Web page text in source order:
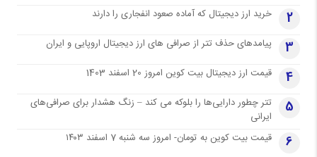
2 خرید ارز دیجیتال که آماده صعود انفجاری را دارند
3 پیامدهای حذف تتر از صرافی های ارز دیجیتال اروپایی و ایران
4 قیمت ارز دیجیتال بیت کوین امروز 20 اسفند 1403
5
تتر چطور دارایی‌ها را بلوکه می کند – زنگ هشدار برای صرافی‌های
ایرانی
6 قیمت بیت کوین به تومان- امروز سه شنبه 7 اسفند ۱۴۰۳